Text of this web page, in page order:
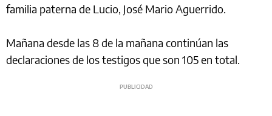
familia paterna de Lucio, José Mario Aguerrido.
Mañana desde las 8 de la mañana continúan las
declaraciones de los testigos que son 105 en total.